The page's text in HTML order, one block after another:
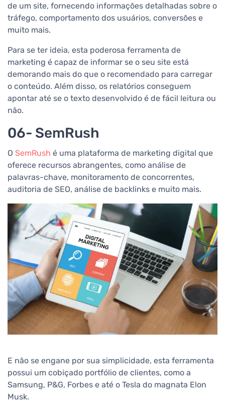
de um site, fornecendo informações detalhadas sobre o
tráfego, comportamento dos usuários, conversões e
muito mais.
Para se ter ideia, esta poderosa ferramenta de
marketing é capaz de informar se o seu site está
demorando mais do que o recomendado para carregar
o conteúdo. Além disso, os relatórios conseguem
apontar até se o texto desenvolvido é de fácil leitura ou
não.
06- SemRush
O SemRush é uma plataforma de marketing digital que
oferece recursos abrangentes, como análise de
palavras-chave, monitoramento de concorrentes,
auditoria de SEO, análise de backlinks e muito mais.
E não se engane por sua simplicidade, esta ferramenta
possui um cobiçado portfólio de clientes, como a
Samsung, P&G, Forbes e até o Tesla do magnata Elon
Musk.